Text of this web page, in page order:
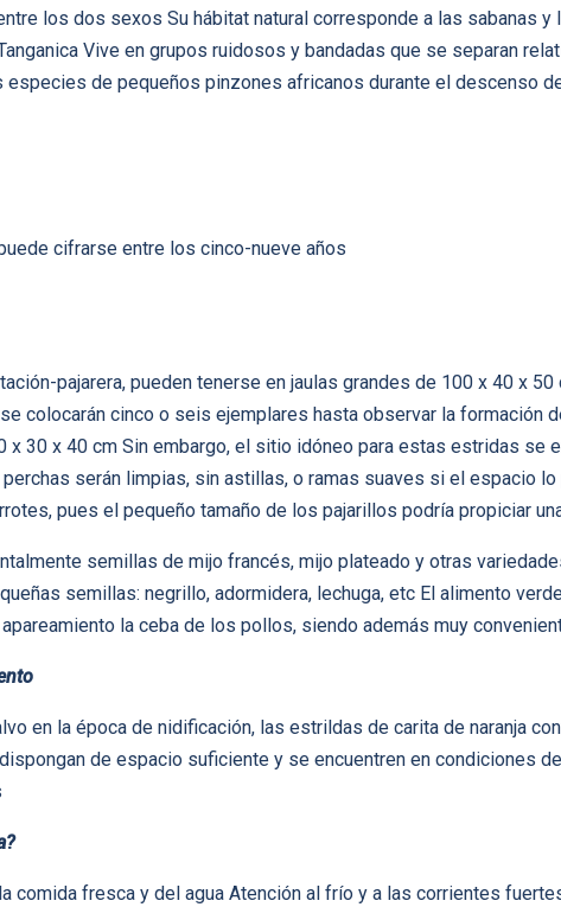
los dos sexos Su hábitat natural corresponde a las sabanas y
Vive en grupos ruidosos y bandadas que se separan
especies de pequeños pinzones africanos durante el descenso
cifrarse entre los cinco-nueve años
pajarera, pueden tenerse en jaulas grandes de 100 x 40 x
colocarán cinco o seis ejemplares hasta observar la formación
x 30 x 40 cm Sin embargo, el sitio idóneo para estas estridas se
perchas serán limpias, sin astillas, o ramas suaves si el espacio
pues el pequeño tamaño de los pajarillos podría propiciar
semillas de mijo francés, mijo plateado y otras
semillas: negrillo, adormidera, lechuga, etc El alimento
la ceba de los pollos, siendo además muy
en la época de nidificación, las estrildas de carita de naranja
de espacio suficiente y se encuentren en condiciones
comida fresca y del agua Atención al frío y a las corrientes